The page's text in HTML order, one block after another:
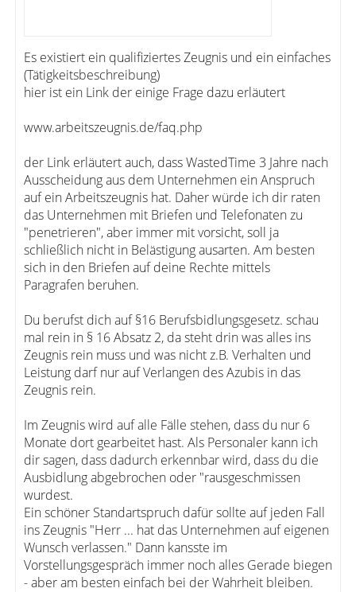
Es existiert ein qualifiziertes Zeugnis und ein einfaches
(Tätigkeitsbeschreibung)
hier ist ein Link der einige Frage dazu erläutert
www.arbeitszeugnis.de/faq.php
der Link erläutert auch, dass WastedTime 3 Jahre nach
Ausscheidung aus dem Unternehmen ein Anspruch
auf ein Arbeitszeugnis hat. Daher würde ich dir raten
das Unternehmen mit Briefen und Telefonaten zu
"penetrieren", aber immer mit vorsicht, soll ja
schließlich nicht in Belästigung ausarten. Am besten
sich in den Briefen auf deine Rechte mittels
Paragrafen beruhen.
Du berufst dich auf §16 Berufsbidlungsgesetz. schau
mal rein in § 16 Absatz 2, da steht drin was alles ins
Zeugnis rein muss und was nicht z.B. Verhalten und
Leistung darf nur auf Verlangen des Azubis in das
Zeugnis rein.
Im Zeugnis wird auf alle Fälle stehen, dass du nur 6
Monate dort gearbeitet hast. Als Personaler kann ich
dir sagen, dass dadurch erkennbar wird, dass du die
Ausbidlung abgebrochen oder "rausgeschmissen
wurdest.
Ein schöner Standartspruch dafür sollte auf jeden Fall
ins Zeugnis "Herr ... hat das Unternehmen auf eigenen
Wunsch verlassen." Dann kansste im
Vorstellungsgespräch immer noch alles Gerade biegen
- aber am besten einfach bei der Wahrheit bleiben.